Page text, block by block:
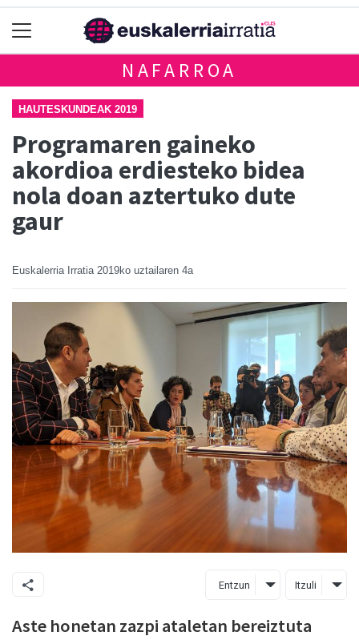
NAFARROA
HAUTESKUNDEAK 2019
Programaren gaineko
akordioa erdiesteko bidea
nola doan aztertuko dute
gaur
Euskalerria Irratia 2019ko uztailaren 4a
Entzun Itzuli
Aste honetan zazpi ataletan bereiztuta